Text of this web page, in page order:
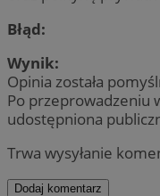
Błąd:
Wynik:
Opinia została
Po przeprowadzeniu
udostępniona
Trwa wysyłanie
Dodaj komentarz